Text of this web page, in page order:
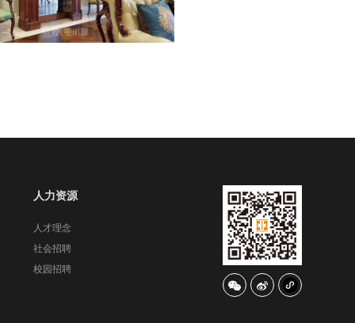
人力资源
人才理念
社会招聘
校园招聘